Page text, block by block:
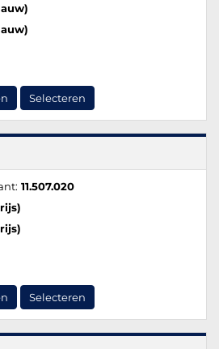
Selecteren
11.507.020
Selecteren